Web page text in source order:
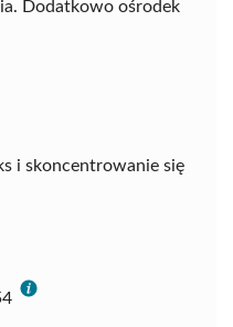
Dodatkowo ośrodek
i skoncentrowanie się